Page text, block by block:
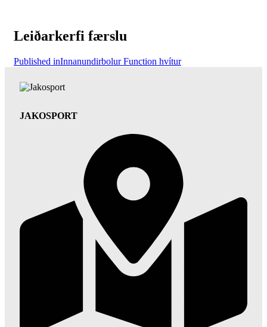
Leiðarkerfi færslu
Published inInnanundirbolur Function hvítur
JAKOSPORT